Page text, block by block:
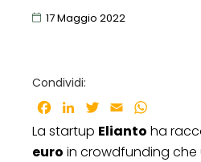
17 Maggio 2022
Condividi:
Facebook
LinkedInTwitter
Email
La startup Elianto ha
euro in crowdfunding che